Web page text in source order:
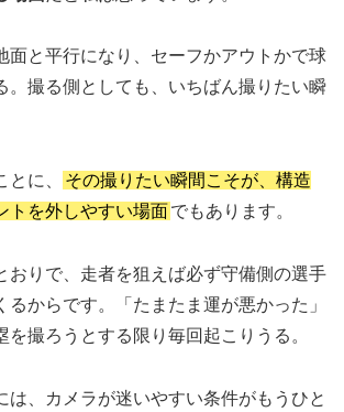
面と平行になり、セーフかアウトかで球
。撮る側としても、いちばん撮りたい瞬
に、
その撮りたい瞬間こそが、構造
トを外しやすい場面でもあります。
おりで、走者を狙えば必ず守備側の選手
るからです。「たまたま運が悪かった」
を撮ろうとする限り毎回起こりうる。
は、カメラが迷いやすい条件がもうひと